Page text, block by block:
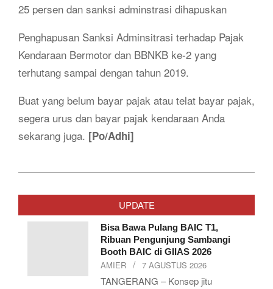
25 persen dan sanksi adminstrasi dihapuskan
Penghapusan Sanksi Adminsitrasi terhadap Pajak
Kendaraan Bermotor dan BBNKB ke-2 yang
terhutang sampai dengan tahun 2019.
Buat yang belum bayar pajak atau telat bayar pajak,
segera urus dan bayar pajak kendaraan Anda
sekarang juga. [Po/Adhi]
10-
UPDATE
Bisa Bawa Pulang BAIC T1,
Ribuan Pengunjung Sambangi
Booth BAIC di GIIAS 2026
AMIER 7 AGUSTUS 2026
TANGERANG – Konsep jitu